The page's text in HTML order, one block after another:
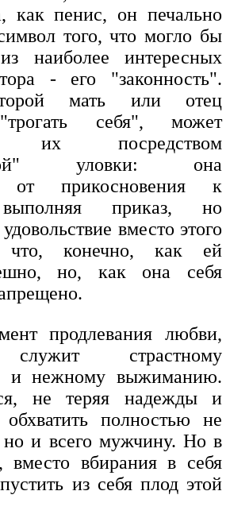
как пенис, он печально
того, что могло бы
наиболее интересных
- его "законность".
мать или отец
себя", может
их посредством
уловки: она
от прикосновения к
приказ, но
вместо этого
что, конечно, как ей
но, как она себя
продлевания любви,
служит страстному
и нежному выжиманию.
не теряя надежды и
обхватить полностью не
но и всего мужчину. Но в
вместо вбирания в себя
из себя плод этой